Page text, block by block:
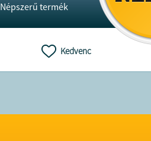
Népszerű termék
Kedvenc